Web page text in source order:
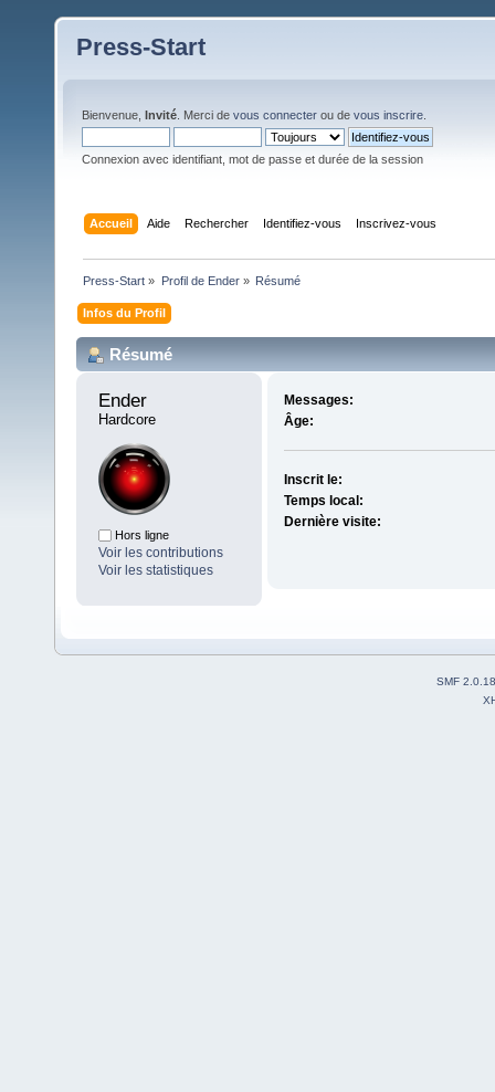
Press-Start
Bienvenue, Invité . Merci de vous connecter ou de vous inscrire
Connexion avec identifiant, mot de passe et durée de la session
Accueil Aide Rechercher Identifiez-vous Inscrivez-vous
Press-Start » Profil de Ender» Résumé
Infos du Profil
Résumé
Ender
Hardcore
Hors ligne
Voir les contributions
Voir les statistiques
Messages:
Âge:
Inscrit le:
Temps local:
Dernière visite:
SMF 2.0.18